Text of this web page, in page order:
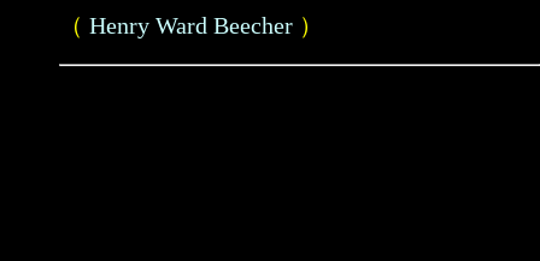
（ Henry Ward Beecher ）